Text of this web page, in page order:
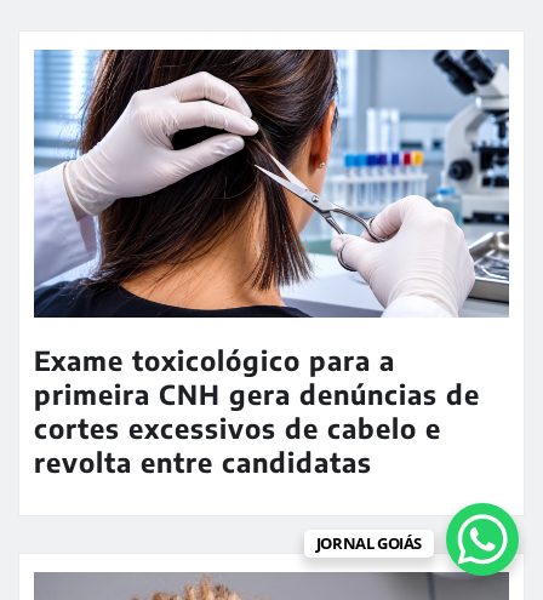
marca presença em gravação de DVD de Zé Vitor
& Rael
Mistério no café: desaparecimento de 21 mil
sacas gera prejuízo milionário e leva presidente
de cooperativa à condição de foragido
LEIA MAIS AQUI
JORNAL GOIÁS